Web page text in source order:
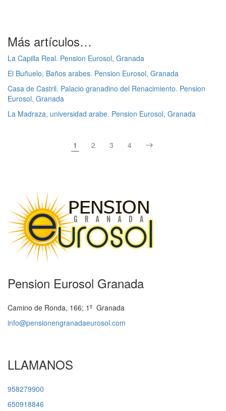
Más artículos…
La Capilla Real. Pension Eurosol, Granada
El Buñuelo, Baños arabes. Pension Eurosol, Granada
Casa de Castril. Palacio granadino del Renacimiento. Pension
Eurosol, Granada
La Madraza, universidad arabe. Pension Eurosol, Granada
1 2 3 4
Pension Eurosol Granada
Camino de Ronda, 166; 1º Granada
info@pensionengranadaeurosol.com
LLAMANOS
958279900
650918846